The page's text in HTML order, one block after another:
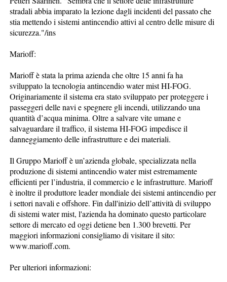
stradali abbia imparato la lezione dagli incidenti del passato che
stia mettendo i sistemi antincendio attivi al centro delle misure di
sicurezza."/ins
Marioff:
Marioff è stata la prima azienda che oltre 15 anni fa ha
sviluppato la tecnologia antincendio water mist HI-FOG.
Originariamente il sistema era stato sviluppato per proteggere i
passeggeri delle navi e spegnere gli incendi, utilizzando una
quantità d’acqua minima. Oltre a salvare vite umane e
salvaguardare il traffico, il sistema HI-FOG impedisce il
danneggiamento delle infrastrutture e dei materiali.
Il Gruppo Marioff è un’azienda globale, specializzata nella
produzione di sistemi antincendio water mist estremamente
efficienti per l’industria, il commercio e le infrastrutture. Marioff
è inoltre il produttore leader mondiale dei sistemi antincendio per
i settori navali e offshore. Fin dall'inizio dell’attività di sviluppo
di sistemi water mist, l'azienda ha dominato questo particolare
settore di mercato ed oggi detiene ben 1.300 brevetti. Per
maggiori informazioni consigliamo di visitare il sito:
www.marioff.com.
Per ulteriori informazioni: